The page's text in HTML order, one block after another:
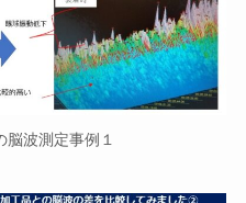
脳波測定事例１